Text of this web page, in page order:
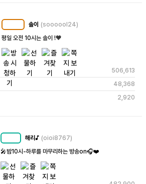
솔이 (soooool24)
평일 오전 10시는 솔이 !🧡
506,613
48,368
2,920
해리♪ (oioi8767)
🎤밤10시-하루를 마무리하는 방송on🎧❤️